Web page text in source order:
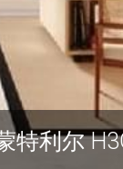
利尔